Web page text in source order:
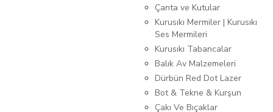
Çanta ve Kutular
Kurusıkı Mermiler | Kurusıkı
Ses Mermileri
Kurusıkı Tabancalar
Balık Av Malzemeleri
Dürbün Red Dot Lazer
Bot & Tekne & Kurşun
Çakı Ve Bıçaklar